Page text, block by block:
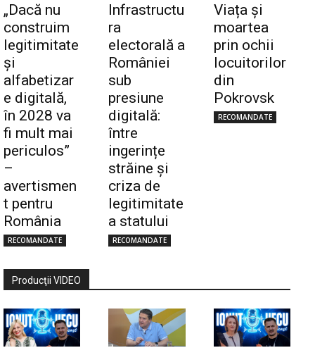
„Dacă nu
construim
legitimitate
și
alfabetizar
e digitală,
în 2028 va
fi mult mai
periculos”
–
avertismen
t pentru
România
RECOMANDATE
Infrastructu
ra
electorală a
României
sub
presiune
digitală:
între
ingerințe
străine și
criza de
legitimitate
a statului
RECOMANDATE
Viața și
moartea
prin ochii
locuitorilor
din
Pokrovsk
RECOMANDATE
Producţii VIDEO